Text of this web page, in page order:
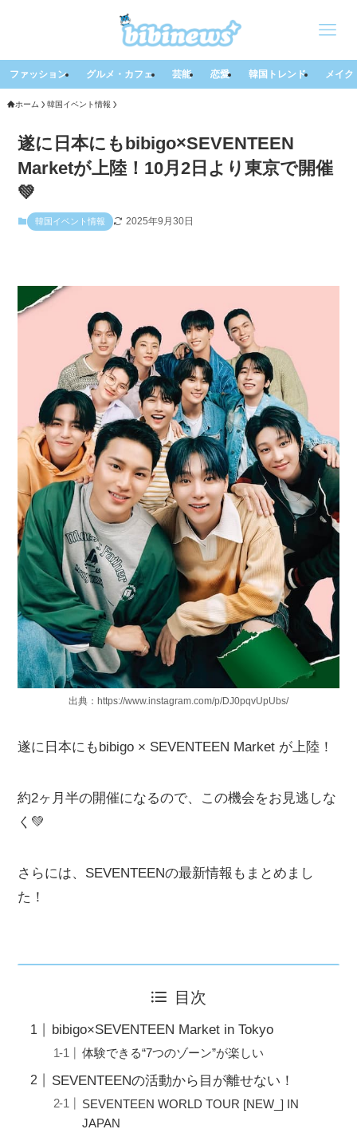
ファッション グルメ・カフェ 芸能 恋愛 韓国トレンド メイク
ホーム 韓国イベント情報
遂に日本にもbibigo×SEVENTEEN
Marketが上陸！10月2日より東京で開催
💚
韓国イベント情報 2025年9月30日
出典：https://www.instagram.com/p/DJ0pqvUpUbs/
遂に日本にもbibigo × SEVENTEEN Market が上陸！
約2ヶ月半の開催になるので、この機会をお見逃しな
く💚
さらには、SEVENTEENの最新情報もまとめまし
た！
目次
bibigo×SEVENTEEN Market in Tokyo
体験できる“7つのゾーン”が楽しい
SEVENTEENの活動から目が離せない！
SEVENTEEN WORLD TOUR [NEW_] IN
JAPAN